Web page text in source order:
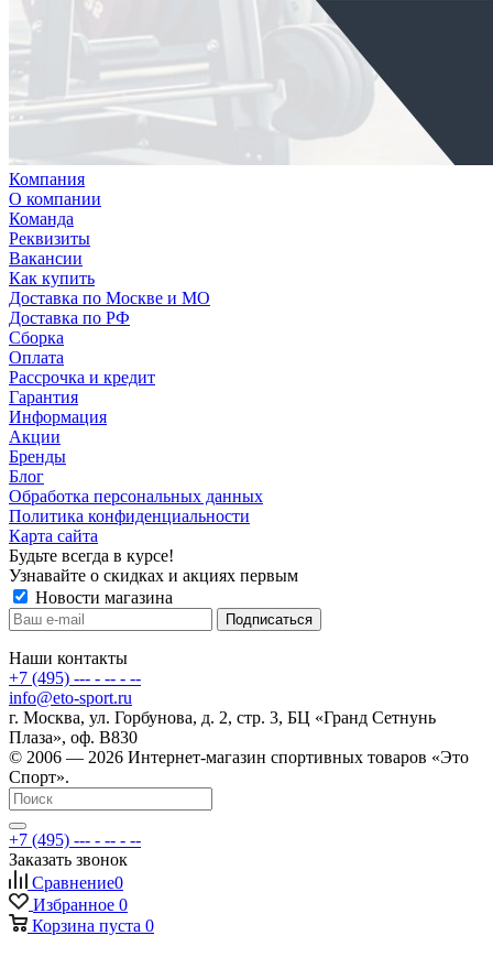
Компания
О компании
Команда
Реквизиты
Вакансии
Как купить
Доставка по Москве и МО
Доставка по РФ
Сборка
Оплата
Рассрочка и кредит
Гарантия
Информация
Акции
Бренды
Блог
Обработка персональных данных
Политика конфиденциальности
Карта сайта
Будьте всегда в курсе!
Узнавайте о скидках и акциях первым
Новости магазина
Наши контакты
+7 (495) --- - -- - --
info@eto-sport.ru
г. Москва, ул. Горбунова, д. 2, стр. 3, БЦ «Гранд Сетнунь
Плаза», оф. В830
© 2006 — 2026 Интернет-магазин спортивных товаров «Это
Спорт».
+7 (495) --- - -- - --
Заказать звонок
Сравнение0
Избранное 0
Корзина пуста 0